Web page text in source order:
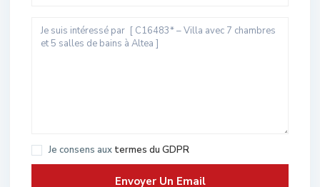
Je consens aux termes du GDPR